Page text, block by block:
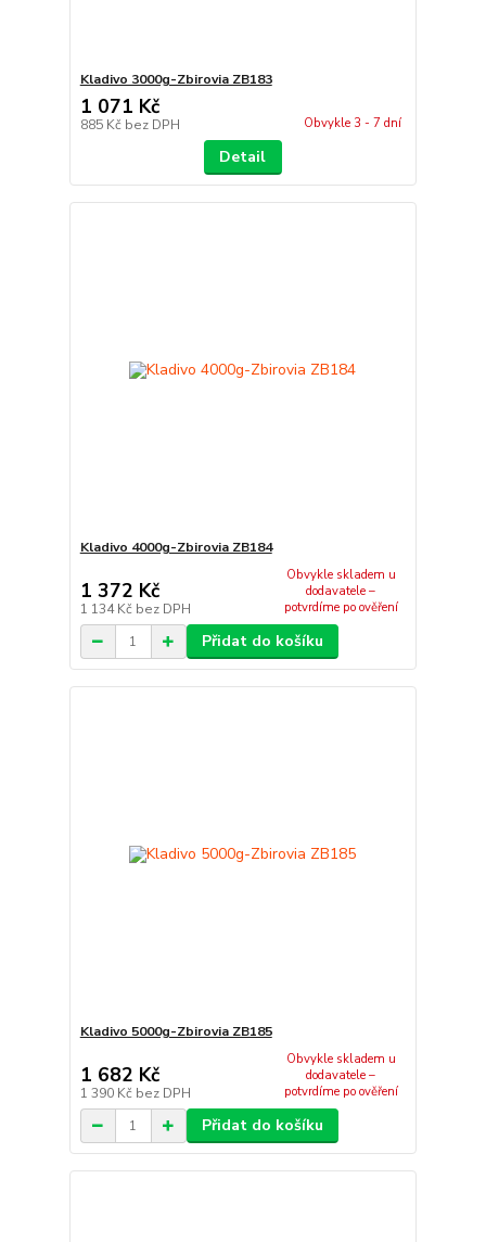
Kladivo 3000g-Zbirovia ZB183
1 071 Kč
885 Kč bez DPH Obvykle 3 - 7 dní
Detail
Kladivo 4000g-Zbirovia ZB184
1 372 Kč
1 134 Kč bez DPH
Obvykle skladem u
dodavatele –
potvrdíme po ověření
Přidat do košíku
Kladivo 5000g-Zbirovia ZB185
1 682 Kč
1 390 Kč bez DPH
Obvykle skladem u
dodavatele –
potvrdíme po ověření
Přidat do košíku